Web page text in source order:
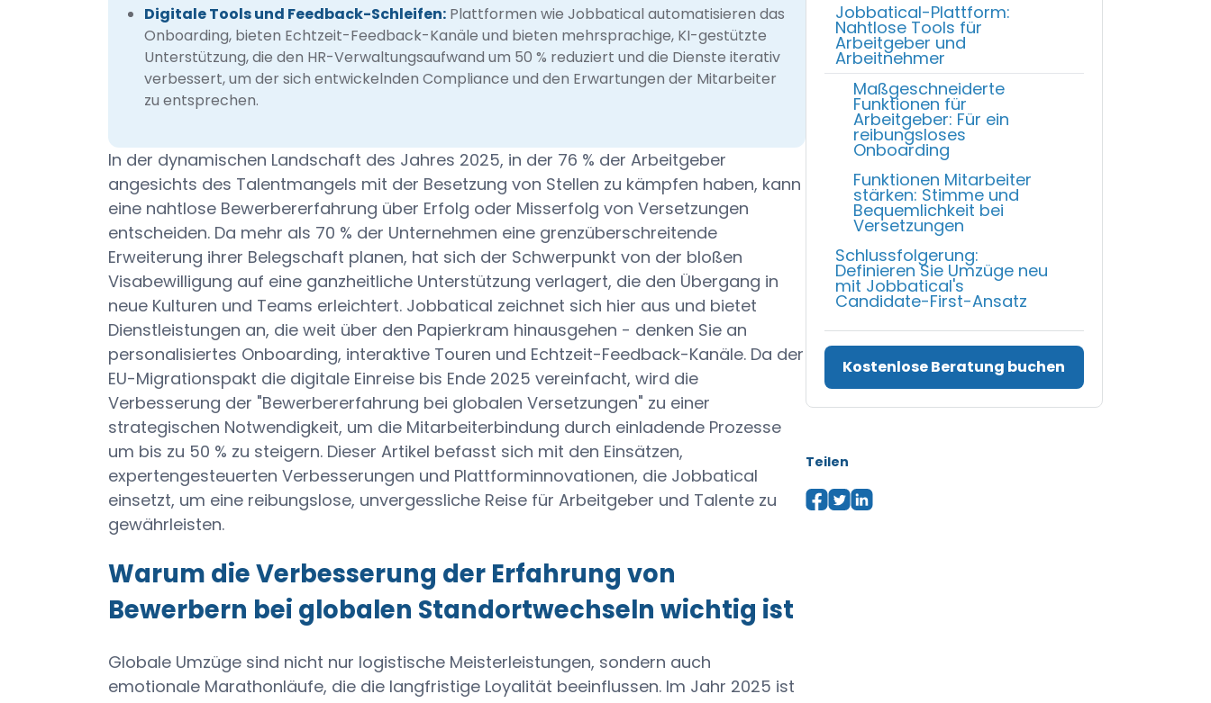
Digitale Tools und Feedback-Schleifen: Plattformen wie Jobbatical automatisieren das
Onboarding, bieten Echtzeit-Feedback-Kanäle und bieten mehrsprachige, KI-gestützte
Unterstützung, die den HR-Verwaltungsaufwand um 50 % reduziert und die Dienste iterativ
verbessert, um der sich entwickelnden Compliance und den Erwartungen der Mitarbeiter
zu entsprechen.
In der dynamischen Landschaft des Jahres 2025, in der 76 % der Arbeitgeber
angesichts des Talentmangels mit der Besetzung von Stellen zu kämpfen haben, kann
eine nahtlose Bewerbererfahrung über Erfolg oder Misserfolg von Versetzungen
entscheiden. Da mehr als 70 % der Unternehmen eine grenzüberschreitende
Erweiterung ihrer Belegschaft planen, hat sich der Schwerpunkt von der bloßen
Visabewilligung auf eine ganzheitliche Unterstützung verlagert, die den Übergang in
neue Kulturen und Teams erleichtert. Jobbatical zeichnet sich hier aus und bietet
Dienstleistungen an, die weit über den Papierkram hinausgehen - denken Sie an
personalisiertes Onboarding, interaktive Touren und Echtzeit-Feedback-Kanäle. Da der
EU-Migrationspakt die digitale Einreise bis Ende 2025 vereinfacht, wird die
Verbesserung der "Bewerbererfahrung bei globalen Versetzungen" zu einer
strategischen Notwendigkeit, um die Mitarbeiterbindung durch einladende Prozesse
um bis zu 50 % zu steigern. Dieser Artikel befasst sich mit den Einsätzen,
expertengesteuerten Verbesserungen und Plattforminnovationen, die Jobbatical
einsetzt, um eine reibungslose, unvergessliche Reise für Arbeitgeber und Talente zu
gewährleisten.
Warum die Verbesserung der Erfahrung von
Bewerbern bei globalen Standortwechseln wichtig ist
Globale Umzüge sind nicht nur logistische Meisterleistungen, sondern auch
emotionale Marathonläufe, die die langfristige Loyalität beeinflussen. Im Jahr 2025 ist
Jobbatical-Plattform:
Nahtlose Tools für
Arbeitgeber und
Arbeitnehmer
Maßgeschneiderte
Funktionen für
Arbeitgeber: Für ein
reibungsloses
Onboarding
Funktionen Mitarbeiter
stärken: Stimme und
Bequemlichkeit bei
Versetzungen
Schlussfolgerung:
Definieren Sie Umzüge neu
mit Jobbatical's
Candidate-First-Ansatz
Kostenlose Beratung buchen
Teilen